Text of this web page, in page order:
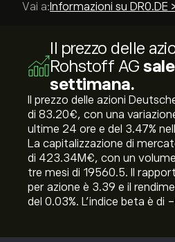
Vai a: Informazioni su DR0.DE >
Il prezzo delle
Rohstoff AG
settimana.
Il prezzo delle azioni
di 83.20‎€‎, con una
ultime 24 ore e del ‎3.47‎%
La capitalizzazione di
di 423.34M‎€‎, con un
tre mesi di 19560.5. Il
per azione è 3.39 e il
del 0.03%. L'indice beta è di